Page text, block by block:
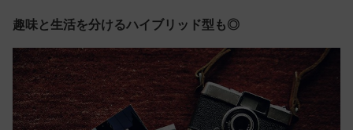
趣味と生活を分けるハイブリッド型も◎